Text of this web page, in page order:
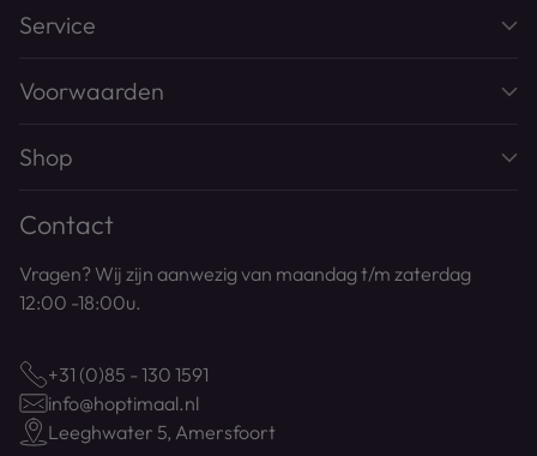
Service
Voorwaarden
Shop
Contact
Vragen? Wij zijn aanwezig van maandag t/m zaterdag
12:00 -18:00u.
+31 (0)85 - 130 1591
info@hoptimaal.nl
Leeghwater 5, Amersfoort